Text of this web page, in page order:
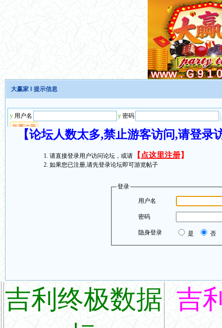
大赢家 ‖ 提示信息
【论坛人数太多,禁止游客访问,请登
请直接登录用户访问论坛，或请 【 点这里注册】
如果您已注册,请先登录论坛即可游览帖子
登录
用户名
密码
隐身登录 是 否
吉利终极数据 吉